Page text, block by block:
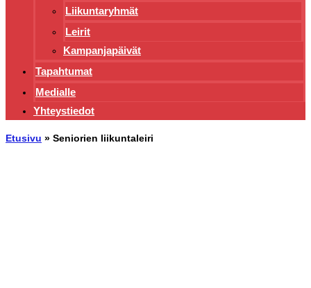
Liikuntaryhmät
Leirit
Kampanjapäivät
Tapahtumat
Medialle
Yhteystiedot
Etusivu » Seniorien liikuntaleiri